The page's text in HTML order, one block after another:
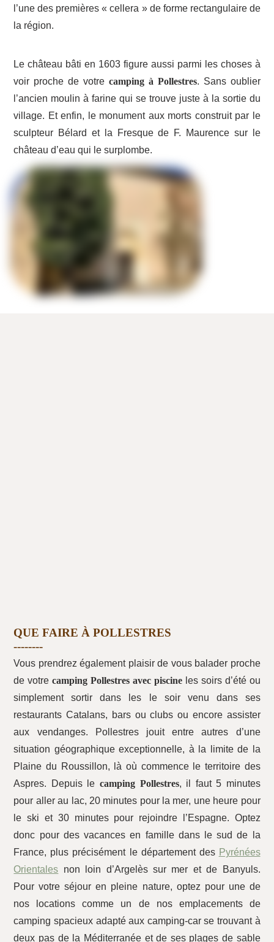
l’une des premières « cellera » de forme rectangulaire de
la région.
Le château bâti en 1603 figure aussi parmi les choses à
voir proche de votre camping à Pollestres. Sans oublier
l’ancien moulin à farine qui se trouve juste à la sortie du
village. Et enfin, le monument aux morts construit par le
sculpteur Bélard et la Fresque de F. Maurence sur le
château d’eau qui le surplombe.
QUE FAIRE À POLLESTRES
Vous prendrez également plaisir de vous balader proche
de votrecamping Pollestres avec piscineles soirs d’été ou
simplement sortir dans les le soir venu dans ses
restaurants Catalans, bars ou clubs ou encore assister
aux vendanges. Pollestres jouit entre autres d’une
situation géographique exceptionnelle, à la limite de la
Plaine du Roussillon, là où commence le territoire des
Aspres. Depuis le camping Pollestres, il faut 5 minutes
pour aller au lac, 20 minutes pour la mer, une heure pour
le ski et 30 minutes pour rejoindre l’Espagne. Optez
donc pour des vacances en famille dans le sud de la
France, plus précisément le département des Pyrénées
Orientales non loin d’Argelès sur mer et de Banyuls.
Pour votre séjour en pleine nature, optez pour une de
nos locations comme un de nos emplacements de
camping spacieux adapté aux camping-car se trouvant à
deux pas de la Méditerranée et de ses plages de sable